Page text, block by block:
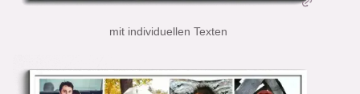
mit individuellen Texten